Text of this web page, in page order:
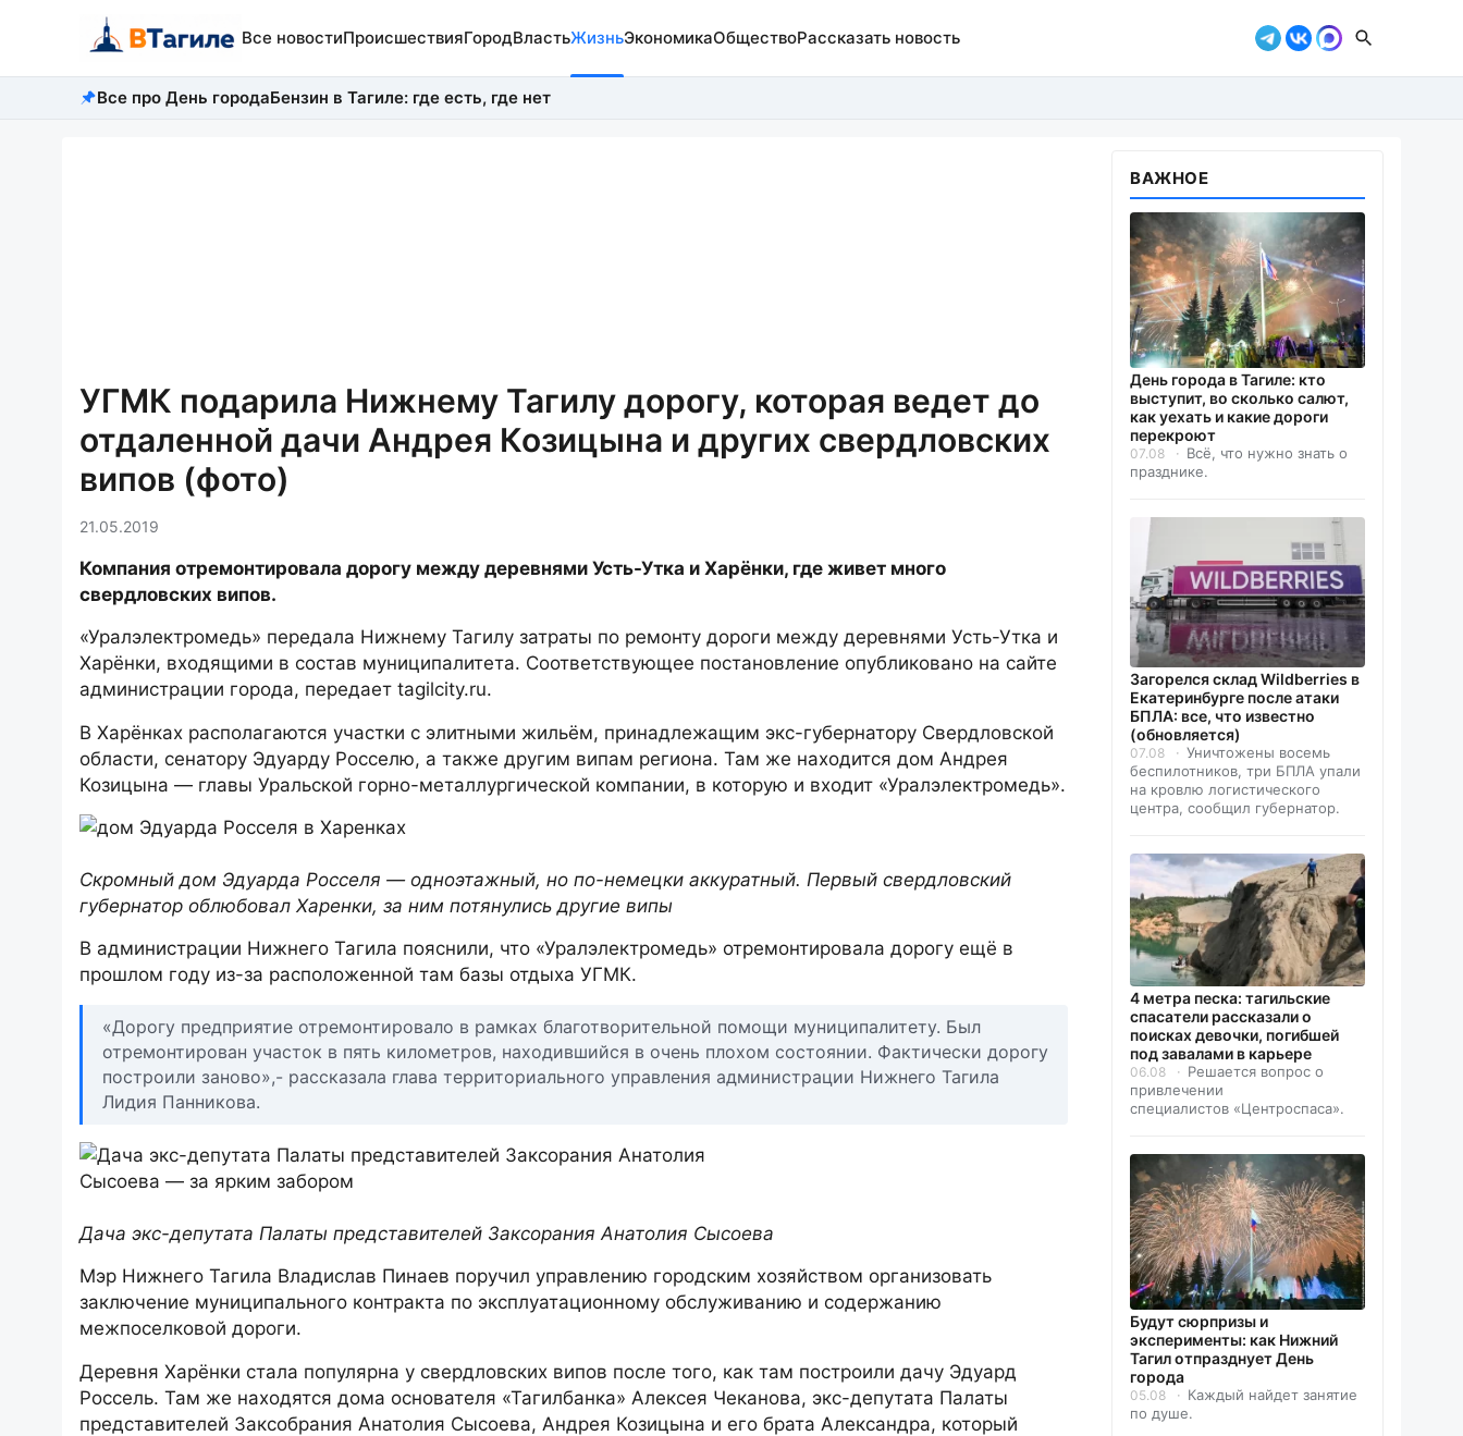
Все новостиПроисшествияГородВластьЖизньЭкономикаОбществоРассказать новость
Все про День городаБензин в Тагиле: где есть, где нет
УГМК подарила Нижнему Тагилу дорогу, которая ведет до
отдаленной дачи Андрея Козицына и других свердловских
випов (фото)
21.05.2019
Компания отремонтировала дорогу между деревнями Усть-Утка и Харёнки, где живет много
свердловских випов.
«Уралэлектромедь» передала Нижнему Тагилу затраты по ремонту дороги между деревнями Усть-Утка и
Харёнки, входящими в состав муниципалитета. Соответствующее постановление опубликовано на сайте
администрации города, передает tagilcity.ru.
В Харёнках располагаются участки с элитными жильём, принадлежащим экс-губернатору Свердловской
области, сенатору Эдуарду Росселю, а также другим випам региона. Там же находится дом Андрея
Козицына — главы Уральской горно-металлургической компании, в которую и входит «Уралэлектромедь».
Скромный дом Эдуарда Росселя — одноэтажный, но по-немецки аккуратный. Первый свердловский
губернатор облюбовал Харенки, за ним потянулись другие випы
В администрации Нижнего Тагила пояснили, что «Уралэлектромедь» отремонтировала дорогу ещё в
прошлом году из-за расположенной там базы отдыха УГМК.
«Дорогу предприятие отремонтировало в рамках благотворительной помощи муниципалитету. Был
отремонтирован участок в пять километров, находившийся в очень плохом состоянии. Фактически дорогу
построили заново»,- рассказала глава территориального управления администрации Нижнего Тагила
Лидия Панникова.
Дача экс-депутата Палаты представителей Заксорания Анатолия Сысоева
Мэр Нижнего Тагила Владислав Пинаев поручил управлению городским хозяйством организовать
заключение муниципального контракта по эксплуатационному обслуживанию и содержанию
межпоселковой дороги.
Деревня Харёнки стала популярна у свердловских випов после того, как там построили дачу Эдуард
Россель. Там же находятся дома основателя «Тагилбанка» Алексея Чеканова, экс-депутата Палаты
представителей Заксобрания Анатолия Сысоева, Андрея Козицына и его брата Александра, который
ВАЖНОЕ
День города в Тагиле: кто
выступит, во сколько салют,
как уехать и какие дороги
перекроют
07.08
Всё, что нужно знать о
празднике.
Загорелся склад Wildberries в
Екатеринбурге после атаки
БПЛА: все, что известно
(обновляется)
07.08
Уничтожены восемь
беспилотников, три БПЛА упали
на кровлю логистического
центра, сообщил губернатор.
4 метра песка: тагильские
спасатели рассказали о
поисках девочки, погибшей
под завалами в карьере
06.08
Решается вопрос о
привлечении
специалистов «Центроспаса».
Будут сюрпризы и
эксперименты: как Нижний
Тагил отпразднует День
города
05.08
Каждый найдет занятие
по душе.